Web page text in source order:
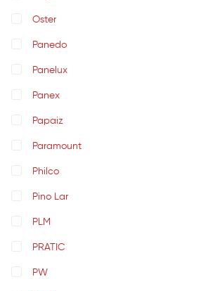
Oster
Panedo
Panelux
Panex
Papaiz
Paramount
Philco
Pino Lar
PLM
PRATIC
PW